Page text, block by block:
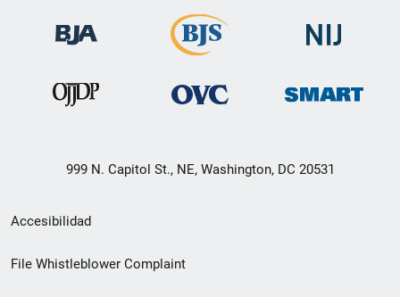
999 N. Capitol St., NE, Washington, DC 20531
Menú
de
Accesibilidad
File Whistleblower Complaint